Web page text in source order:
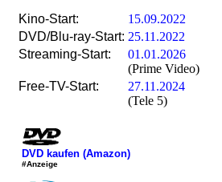
Kino-Start:
15.09.2022
DVD/Blu-ray-Start: 25.11.2022
Streaming-Start:
01.01.2026
(Prime Video)
Free-TV-Start:
27.11.2024
(Tele 5)
DVD kaufen (Amazon)
#Anzeige